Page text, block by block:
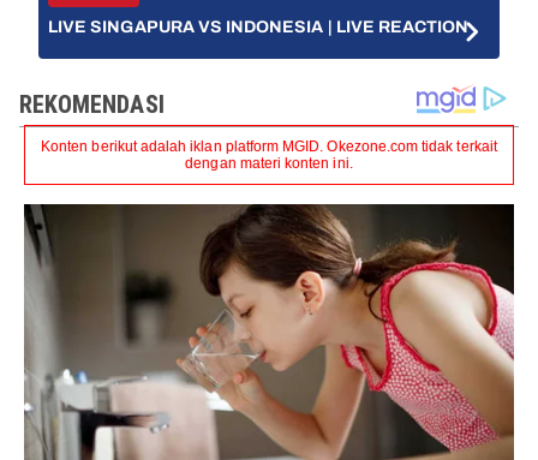
LIVE SINGAPURA VS INDONESIA | LIVE REACTION